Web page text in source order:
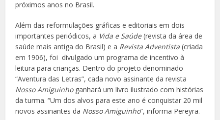
próximos anos no Brasil.
Além das reformulações gráficas e editoriais em dois
importantes periódicos, a Vida e Saúde(revista da área de
saúde mais antiga do Brasil) e a Revista Adventista (criada
em 1906), foi divulgado um programa de incentivo à
leitura para crianças. Dentro do projeto denominado
“Aventura das Letras”, cada novo assinante da revista
Nosso Amiguinhoganhará um livro ilustrado com histórias
da turma. “Um dos alvos para este ano é conquistar 20 mil
novos assinantes da Nosso Amiguinho“, informa Pereyra.